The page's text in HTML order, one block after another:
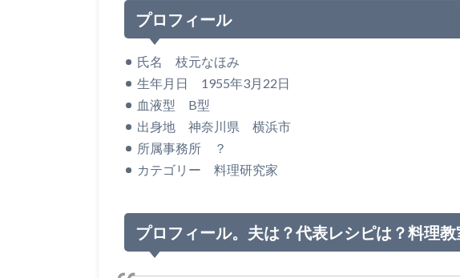
プロフィール
氏名 枝元なほみ
生年月日 1955年3月22日
血液型 B型
出身地 神奈川県 横浜市
所属事務所 ？
カテゴリー 料理研究家
プロフィール。夫は？代表レシピは？料理